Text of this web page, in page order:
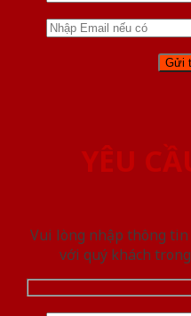
YÊU
Vui lòng nhập thông
với quý khách